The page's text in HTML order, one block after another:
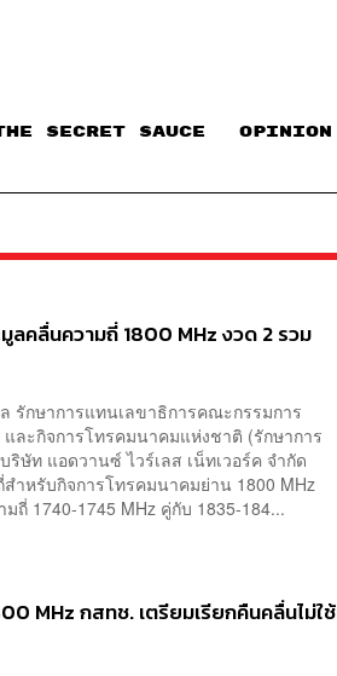
SECRET SAUCE​ OPINION
มูลคลื่นความถี่ 1800 MHz งวด 2 รวม
รักษาการแทนเลขาธิการคณะกรรมการ
และกิจการโทรคมนาคมแห่งชาติ (รักษาการ
ษัท แอดวานซ์ ไวร์เลส เน็ทเวอร์ค จำกัด
ำหรับกิจการโทรคมนาคมย่าน 1800 MHz
ถี่ 1740-1745 MHz คู่กับ 1835-184...
MHz กสทช. เตรียมเรียกคืนคลื่นไม่ใช้